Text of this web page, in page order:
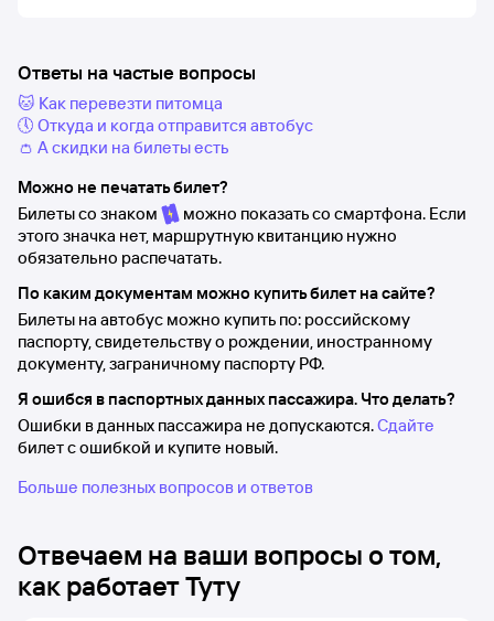
Ответы на частые вопросы
🐱 Как перевезти питомца
🕔 Откуда и когда отправится автобус
👛 А скидки на билеты есть
Можно не печатать билет?
Билеты со знаком
можно показать со смартфона. Если
этого значка нет, маршрутную квитанцию нужно
обязательно распечатать.
По каким документам можно купить билет на сайте?
Билеты на автобус можно купить по: российскому
паспорту, свидетельству о рождении, иностранному
документу, заграничному паспорту РФ.
Я ошибся в паспортных данных пассажира. Что делать?
Ошибки в данных пассажира не допускаются.Сдайте
билет с ошибкой и купите новый.
Больше полезных вопросов и ответов
Отвечаем на ваши вопросы о том,
как работает Туту